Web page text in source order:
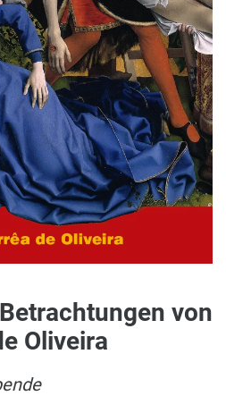
von
Oliveira